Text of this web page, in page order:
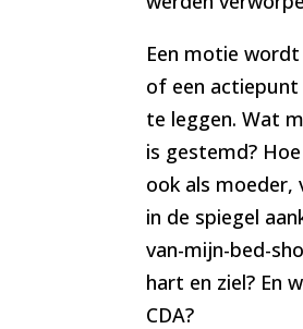
Een motie
of een
te leggen. Wat
is gestemd?
ook als moeder,
in de spiegel
van-mijn-bed-
hart en ziel? En
CDA?